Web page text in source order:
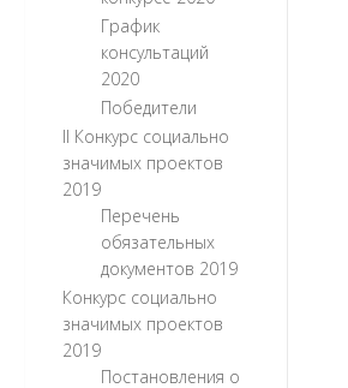
График
консультаций
2020
Победители
II Конкурс социально
значимых проектов
2019
Перечень
обязательных
документов 2019
Конкурс социально
значимых проектов
2019
Постановления о